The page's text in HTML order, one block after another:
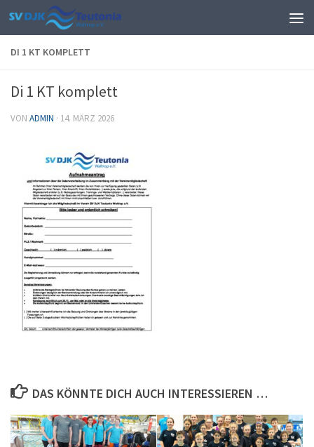
Zum Inhalt springen
DI 1 KT KOMPLETT
Di 1 KT komplett
VON ADMIN · 14. MÄRZ 2026
DAS KÖNNTE DICH AUCH INTERESSIEREN …